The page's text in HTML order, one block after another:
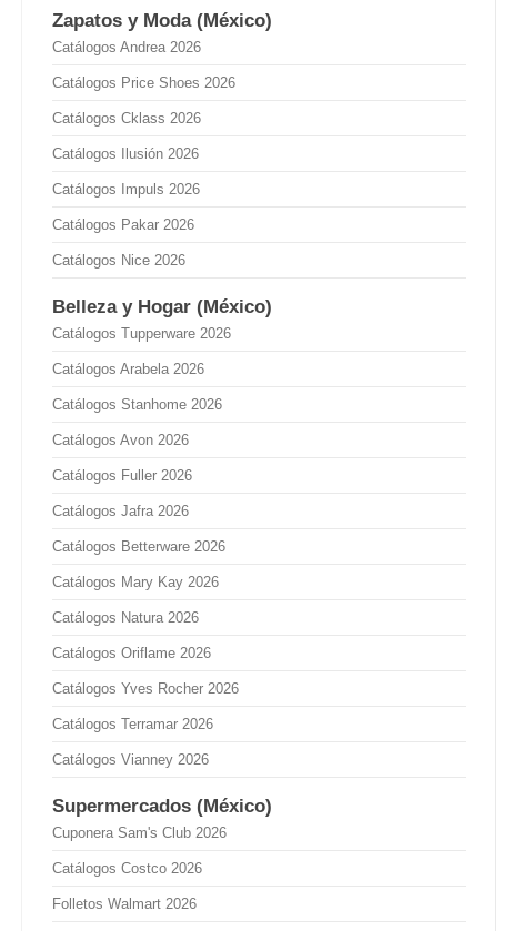
Zapatos y Moda (México)
Catálogos Andrea 2026
Catálogos Price Shoes 2026
Catálogos Cklass 2026
Catálogos Ilusión 2026
Catálogos Impuls 2026
Catálogos Pakar 2026
Catálogos Nice 2026
Belleza y Hogar (México)
Catálogos Tupperware 2026
Catálogos Arabela 2026
Catálogos Stanhome 2026
Catálogos Avon 2026
Catálogos Fuller 2026
Catálogos Jafra 2026
Catálogos Betterware 2026
Catálogos Mary Kay 2026
Catálogos Natura 2026
Catálogos Oriflame 2026
Catálogos Yves Rocher 2026
Catálogos Terramar 2026
Catálogos Vianney 2026
Supermercados (México)
Cuponera Sam's Club 2026
Catálogos Costco 2026
Folletos Walmart 2026